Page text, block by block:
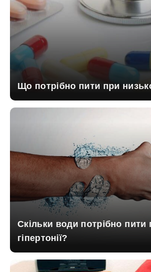
Що потрібно пити при
Скільки води потрібно пити
гіпертонії?